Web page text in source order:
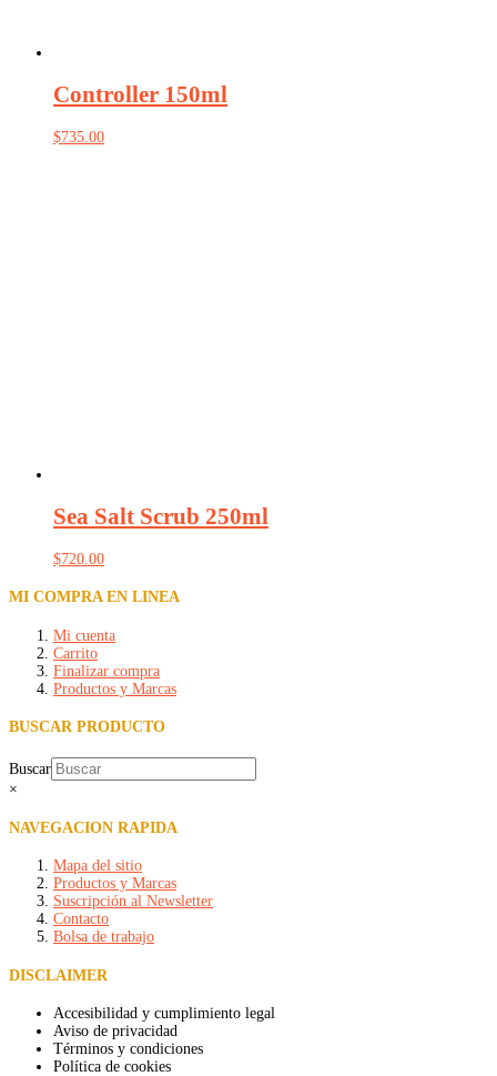
Controller 150ml
$735.00
Sea Salt Scrub 250ml
$720.00
MI COMPRA EN LINEA
Mi cuenta
Carrito
Finalizar compra
Productos y Marcas
BUSCAR PRODUCTO
Buscar
×
NAVEGACION RAPIDA
Mapa del sitio
Productos y Marcas
Suscripción al Newsletter
Contacto
Bolsa de trabajo
DISCLAIMER
Accesibilidad y cumplimiento legal
Aviso de privacidad
Términos y condiciones
Política de cookies